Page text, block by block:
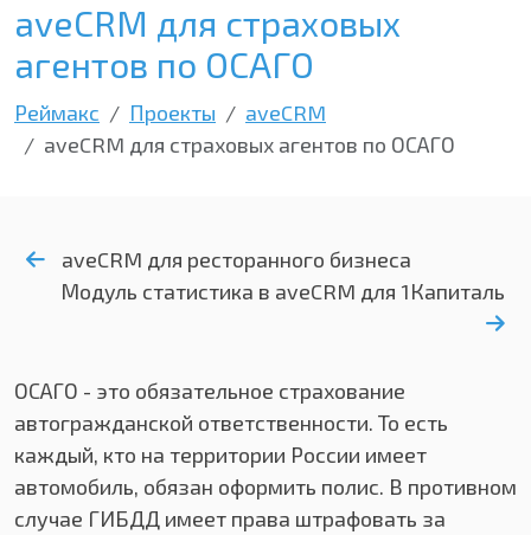
aveCRM для страховых
агентов по ОСАГО
Реймакс Проекты
aveCRM
aveCRM для страховых агентов по ОСАГО
aveCRM для ресторанного бизнеса
Модуль статистика в aveCRM для 1Капиталь
ОСАГО - это обязательное страхование
автогражданской ответственности. То есть
каждый, кто на территории России имеет
автомобиль, обязан оформить полис. В противном
случае ГИБДД имеет права штрафовать за